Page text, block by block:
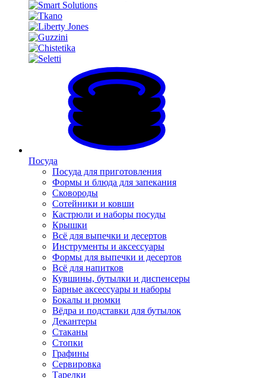
Посуда
Посуда для приготовления
Формы и блюда для запекания
Сковороды
Сотейники и ковши
Кастрюли и наборы посуды
Крышки
Всё для выпечки и десертов
Инструменты и аксессуары
Формы для выпечки и десертов
Всё для напитков
Кувшины, бутылки и диспенсеры
Барные аксессуары и наборы
Бокалы и рюмки
Вёдра и подставки для бутылок
Декантеры
Стаканы
Стопки
Графины
Сервировка
Тарелки